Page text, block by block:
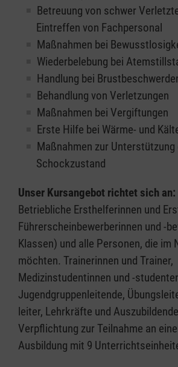
Betreuung von schwer
Eintreffen von Fachpersonal
Maßnahmen bei
Wiederbelebung bei
Handlung bei
Behandlung von Verletzungen
Maßnahmen bei Vergiftungen
Erste Hilfe bei Wärme- und
Maßnahmen zur
Schockzustand
Unser Kursangebot richtet sich an:
Betriebliche Ersthelferinnen und
Führerscheinbewerberinnen und -
Klassen) und alle Personen, die im
möchten. Trainerinnen und Trainer,
Medizinstudentinnen und -
Jugendgruppenleitende,
leiter, Lehrkräfte und
Verpflichtung zur Teilnahme an
Ausbildung mit 9